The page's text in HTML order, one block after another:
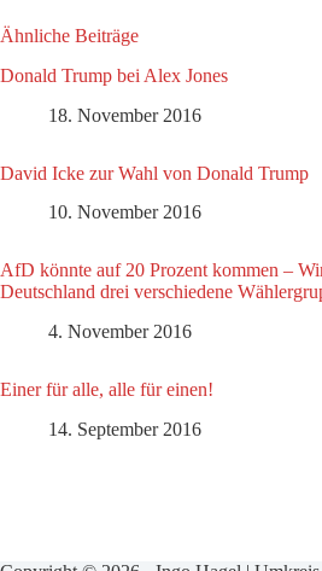
Ähnliche Beiträge
Donald Trump bei Alex Jones
18. November 2016
David Icke zur Wahl von Donald Trump
10. November 2016
AfD könnte auf 20 Prozent kommen –
Deutschland drei verschiedene
4. November 2016
Einer für alle, alle für einen!
14. September 2016